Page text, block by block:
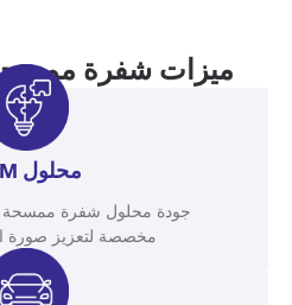
ميزات شفرة
محلول OEM
مخصصة لتعزيز صورة